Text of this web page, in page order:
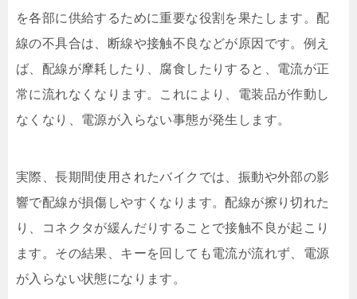
を各部に供給するために重要な役割を果たします。配
線の不具合は、断線や接触不良などが原因です。例え
ば、配線が摩耗したり、腐食したりすると、電流が正
常に流れなくなります。これにより、電装品が作動し
なくなり、電源が入らない事態が発生します。
実際、長期間使用されたバイクでは、振動や外部の影
響で配線が損傷しやすくなります。配線が擦り切れた
り、コネクタが緩んだりすることで接触不良が起こり
ます。その結果、キーを回しても電流が流れず、電源
が入らない状態になります。